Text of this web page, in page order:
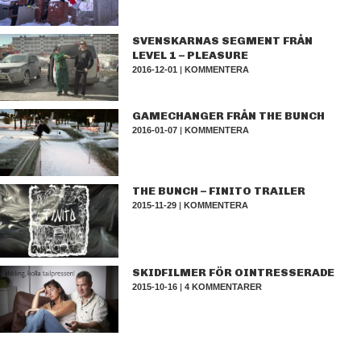
SVENSKARNAS SEGMENT FRÅN
LEVEL 1 – PLEASURE
2016-12-01 |KOMMENTERA
GAMECHANGER FRÅN THE BUNCH
2016-01-07 |KOMMENTERA
THE BUNCH – FINITO TRAILER
2015-11-29 |KOMMENTERA
SKIDFILMER FÖR OINTRESSERADE
2015-10-16 |4 KOMMENTARER